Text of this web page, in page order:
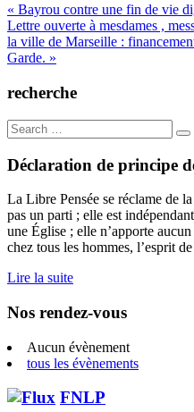
Navigation
de
l’article
« Bayrou contre une fin de vie
Lettre ouverte à mesdames ,
la ville de Marseille :
Garde. »
recherche
Search
for:
Déclaration de principe
La Libre Pensée se réclame de
pas un parti ; elle est
une Église ; elle n’apporte
chez tous les hommes, l’esprit
Lire la suite
Nos rendez-vous
Aucun évènement
tous les évènements
FNLP